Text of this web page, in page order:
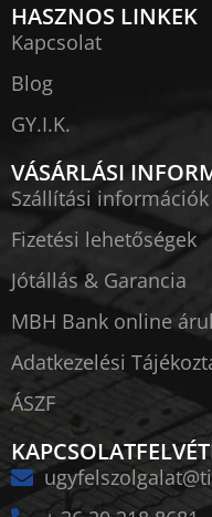
HASZNOS LINKEK
Kapcsolat
Blog
GY.I.K.
VÁSÁRLÁSI
Szállítási információk
Fizetési lehetőségek
Jótállás & Garancia
MBH Bank online
Adatkezelési
ÁSZF